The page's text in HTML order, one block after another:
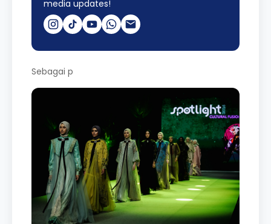
media updates!
Sebagai p